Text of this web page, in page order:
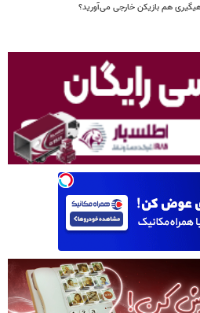
هم بازیکن خارجی می‌آورید؟